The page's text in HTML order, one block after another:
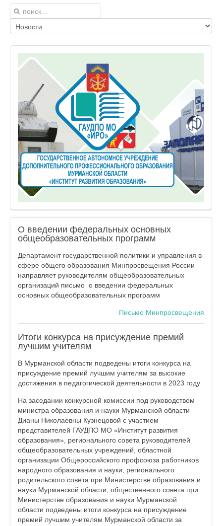
О введении федеральных основных
общеобразовательных программ
Департамент государственной политики и управления в
сфере общего образования Минпросвещения России
направляет руководителям общеобразовательных
организаций письмо о введении федеральных
основных общеобразовательных программ
Письмо Минпросвещения
Итоги конкурса на присуждение премий
лучшим учителям
В Мурманской области подведены итоги конкурса на
присуждение премий лучшим учителям за высокие
достижения в педагогической деятельности в 2023 году
На заседании конкурсной комиссии под руководством
министра образования и науки Мурманской области
Дианы Николаевны Кузнецовой с участием
представителей ГАУДПО МО «Институт развития
образования», регионального совета руководителей
общеобразовательных учреждений, областной
организации Общероссийского профсоюза работников
народного образования и науки, регионального
родительского совета при Министерстве образования и
науки Мурманской области, общественного совета при
Министерстве образования и науки Мурманской
области подведены итоги конкурса на присуждение
премий лучшим учителям Мурманской области за